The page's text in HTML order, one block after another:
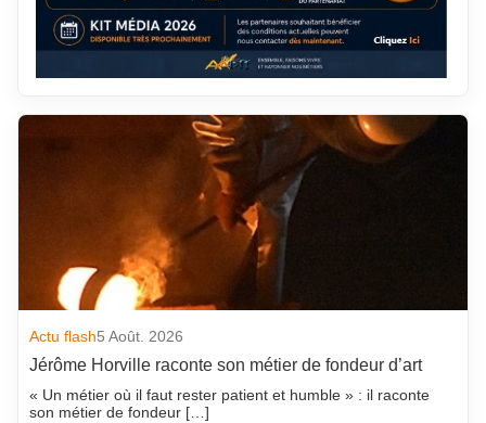
Actu flash5 Août. 2026
Jérôme Horville raconte son métier de fondeur d’art
« Un métier où il faut rester patient et humble » : il raconte
son métier de fondeur […]